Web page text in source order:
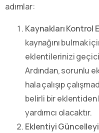
adımlar:
Kaynakları Kontrol
kaynağını bulmak
eklentilerinizi geçici
Ardından, sorunlu
hala çalışıp
belirli bir eklentiden
yardımcı olacaktır.
Eklentiyi